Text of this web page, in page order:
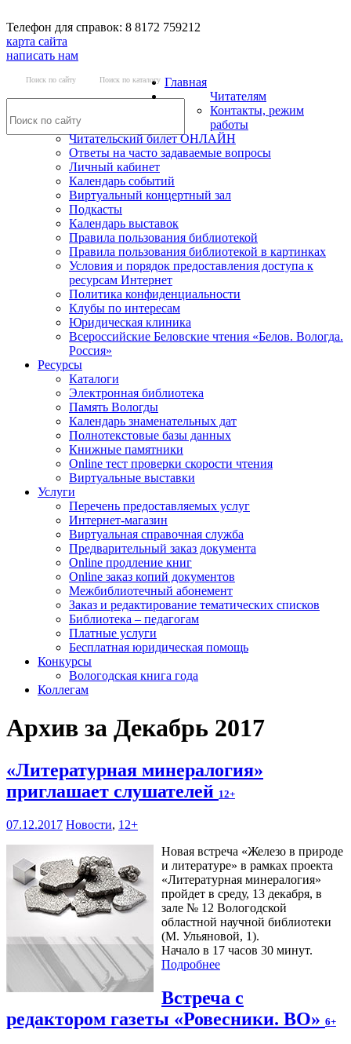
Телефон для справок: 8 8172 759212
карта сайта
написать нам
Поиск по сайту Поиск по каталогу Главная
Читателям
Контакты, режим
работы
Читательский билет ОНЛАЙН
Ответы на часто задаваемые вопросы
Личный кабинет
Календарь событий
Виртуальный концертный зал
Подкасты
Календарь выставок
Правила пользования библиотекой
Правила пользования библиотекой в картинках
Условия и порядок предоставления доступа к
ресурсам Интернет
Политика конфиденциальности
Клубы по интересам
Юридическая клиника
Всероссийские Беловские чтения «Белов. Вологда.
Россия»
Ресурсы
Каталоги
Электронная библиотека
Память Вологды
Календарь знаменательных дат
Полнотекстовые базы данных
Книжные памятники
Online тест проверки скорости чтения
Виртуальные выставки
Услуги
Перечень предоставляемых услуг
Интернет-магазин
Виртуальная справочная служба
Предварительный заказ документа
Online продление книг
Online заказ копий документов
Межбиблиотечный абонемент
Заказ и редактирование тематических списков
Библиотека – педагогам
Платные услуги
Бесплатная юридическая помощь
Конкурсы
Вологодская книга года
Коллегам
Архив за Декабрь 2017
«Литературная минералогия»
приглашает слушателей 12+
07.12.2017 Новости, 12+
Новая встреча «Железо в природе
и литературе» в рамках проекта
«Литературная минералогия»
пройдет в среду, 13 декабря, в
зале № 12 Вологодской
областной научной библиотеки
(М. Ульяновой, 1).
Начало в 17 часов 30 минут.
Подробнее
Встреча с
редактором газеты «Ровесники. ВО» 6+